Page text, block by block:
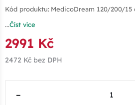
Kód produktu: MedicoDream 120/200/15
...Číst více
2991 Kč
2472 Kč bez DPH
–